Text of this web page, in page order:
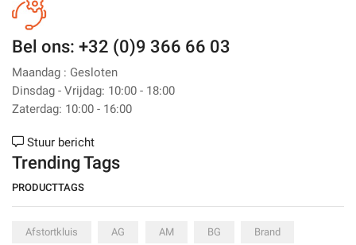
Bel ons: +32 (0)9 366 66 03
Maandag : Gesloten
Dinsdag - Vrijdag: 10:00 - 18:00
Zaterdag: 10:00 - 16:00
Stuur bericht
Trending Tags
PRODUCTTAGS
Afstortkluis AG AM BG Brand